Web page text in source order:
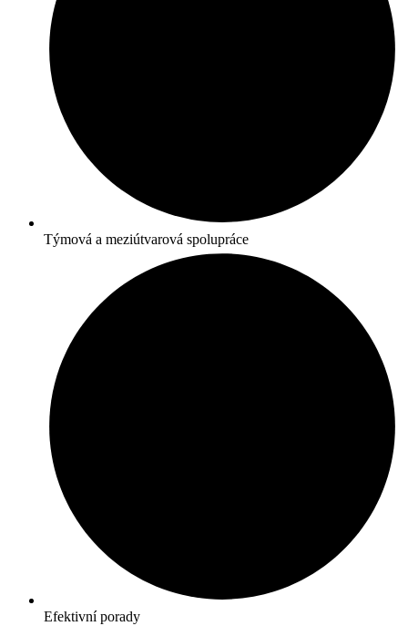
Týmová a meziútvarová spolupráce
Efektivní porady